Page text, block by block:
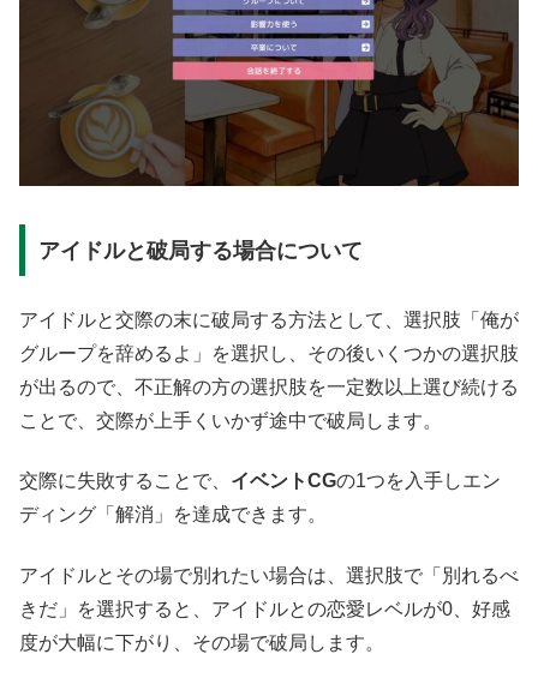
アイドルと破局する場合について
アイドルと交際の末に破局する方法として、選択肢「俺が
グループを辞めるよ」を選択し、その後いくつかの選択肢
が出るので、不正解の方の選択肢を一定数以上選び続ける
ことで、交際が上手くいかず途中で破局します。
交際に失敗することで、 イベントCGの1つを入手しエン
ディング「解消」を達成できます。
アイドルとその場で別れたい場合は、選択肢で「別れるべ
きだ」を選択すると、アイドルとの恋愛レベルが0、好感
度が大幅に下がり、その場で破局します。